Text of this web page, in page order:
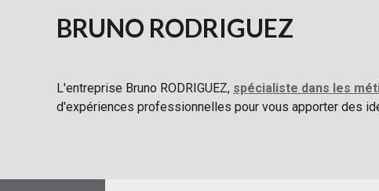
BRUNO RODRIGUEZ
L'entreprise Bruno RODRIGUEZ, spécialiste dans les
d'expériences professionnelles pour vous apporter des